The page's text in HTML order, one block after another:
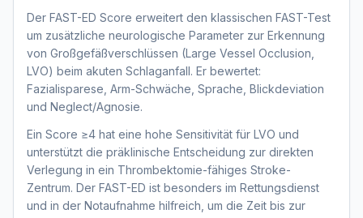
Der FAST-ED Score erweitert den klassischen FAST-Test
um zusätzliche neurologische Parameter zur Erkennung
von Großgefäßverschlüssen (Large Vessel Occlusion,
LVO) beim akuten Schlaganfall. Er bewertet:
Fazialisparese, Arm-Schwäche, Sprache, Blickdeviation
und Neglect/Agnosie.
Ein Score ≥4 hat eine hohe Sensitivität für LVO und
unterstützt die präklinische Entscheidung zur direkten
Verlegung in ein Thrombektomie-fähiges Stroke-
Zentrum. Der FAST-ED ist besonders im Rettungsdienst
und in der Notaufnahme hilfreich, um die Zeit bis zur